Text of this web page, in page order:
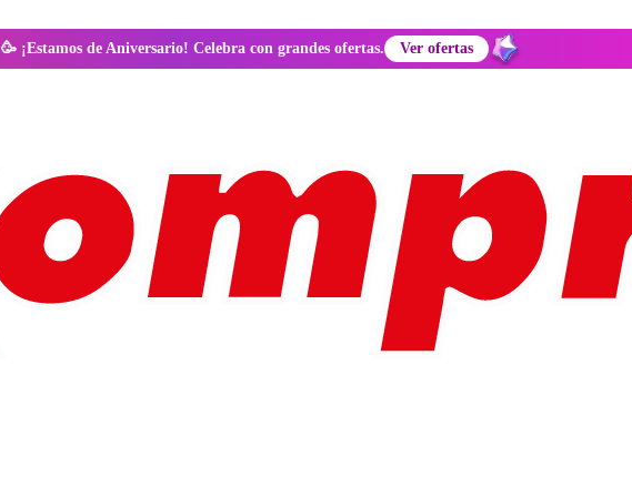
🥳 ¡Estamos de Aniversario! Celebra con grandes ofertas. Ver ofertas